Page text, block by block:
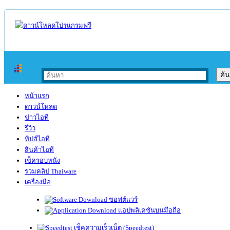
หน้าแรก
ดาวน์โหลด
ข่าวไอที
รีวิว
ทิปส์ไอที
สินค้าไอที
เช็ครอบหนัง
รวมคลิป Thaiware
เครื่องมือ
ซอฟต์แวร์
แอปพลิเคชันบนมือถือ
เช็คความเร็วเน็ต (Speedtest)